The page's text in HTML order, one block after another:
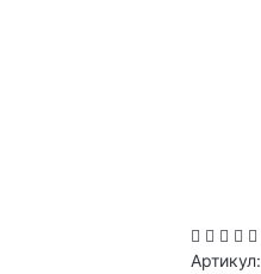
Артикул: